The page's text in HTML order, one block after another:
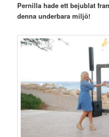
Pernilla hade ett bejublat
denna underbara miljö!